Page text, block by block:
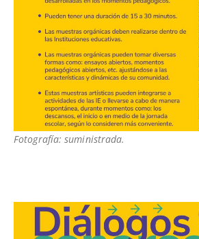
Fotografía: suministrada.